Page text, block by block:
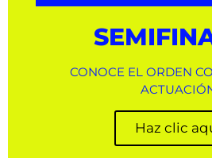
CONOCE EL ORDEN
Haz clic